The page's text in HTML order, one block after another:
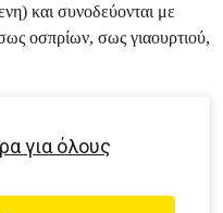
και συνοδεύονται με
οσπρίων, σως γιαουρτιού,
για όλους